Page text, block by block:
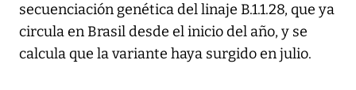
secuenciación genética del linaje B.1.1.28, que ya
circula en Brasil desde el inicio del año, y se
calcula que la variante haya surgido en julio.